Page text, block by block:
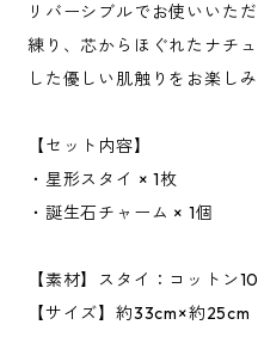
リバーシブルでお使いいた
練り、芯からほぐれたナチ
した優しい肌触りをお楽し
【セット内容】
・星形スタイ × 1枚
・誕生石チャーム × 1個
【素材】スタイ：コットン
【サイズ】約33cm×約